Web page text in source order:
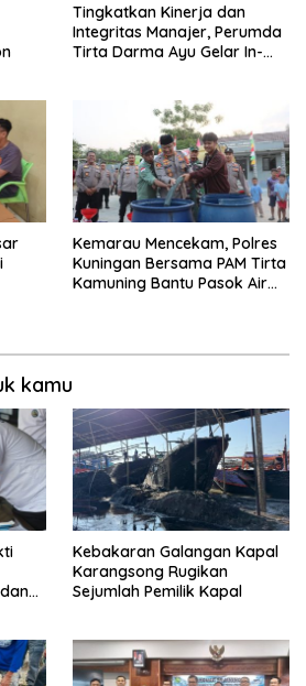
‎Tingkatkan Kinerja dan
Integritas Manajer, Perumda
Tirta Darma Ayu Gelar In-
Kemarau Mencekam, Polres
Kuningan Bersama PAM Tirta
Kamuning Bantu Pasok Air
kamu
Kebakaran Galangan Kapal
Karangsong Rugikan
Sejumlah Pemilik Kapal